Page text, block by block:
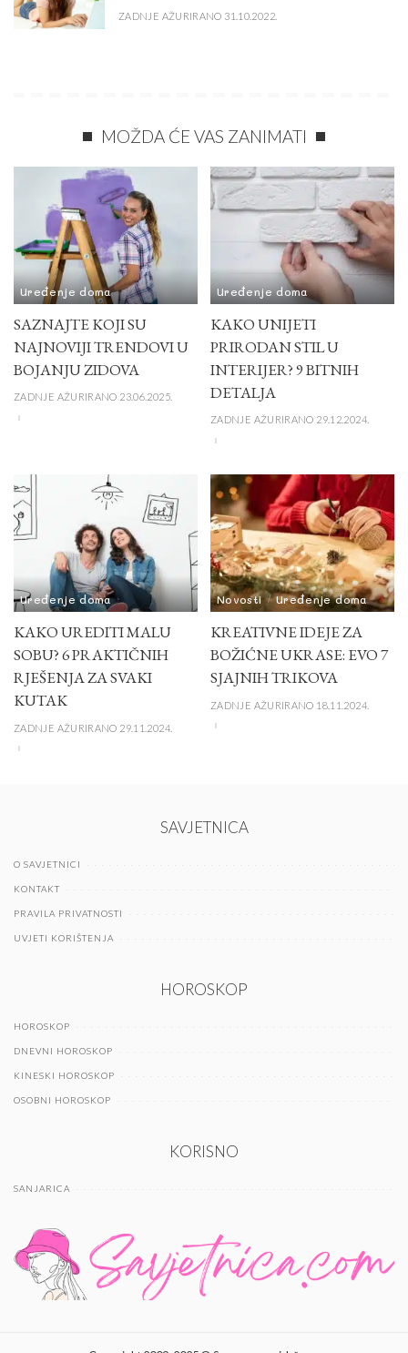
ZADNJE AŽURIRANO 31.10.2022.
MOŽDA ĆE VAS ZANIMATI
Uređenje doma
SAZNAJTE KOJI SU
NAJNOVIJI TRENDOVI U
BOJANJU ZIDOVA
ZADNJE AŽURIRANO 23.06.2025.
Uređenje doma
KAKO UNIJETI
PRIRODAN STIL U
INTERIJER? 9 BITNIH
DETALJA
ZADNJE AŽURIRANO 29.12.2024.
Uređenje doma
KAKO UREDITI MALU
SOBU? 6 PRAKTIČNIH
RJEŠENJA ZA SVAKI
KUTAK
ZADNJE AŽURIRANO 29.11.2024.
Novosti Uređenje doma
KREATIVNE IDEJE ZA
BOŽIĆNE UKRASE: EVO 7
SJAJNIH TRIKOVA
ZADNJE AŽURIRANO 18.11.2024.
SAVJETNICA
O SAVJETNICI
KONTAKT
PRAVILA PRIVATNOSTI
UVJETI KORIŠTENJA
HOROSKOP
HOROSKOP
DNEVNI HOROSKOP
KINESKI HOROSKOP
OSOBNI HOROSKOP
KORISNO
SANJARICA